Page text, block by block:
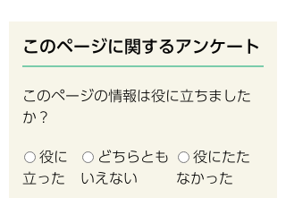
このページに関するアンケート
このページの情報は役に立ちました
か？
役に
立った
どちらとも
いえない
役にたた
なかった